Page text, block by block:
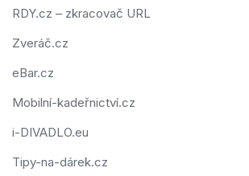
RDY.cz – zkracovač URL
Zveráč.cz
eBar.cz
Mobilní-kadeřnictví.cz
i-DIVADLO.eu
Tipy-na-dárek.cz